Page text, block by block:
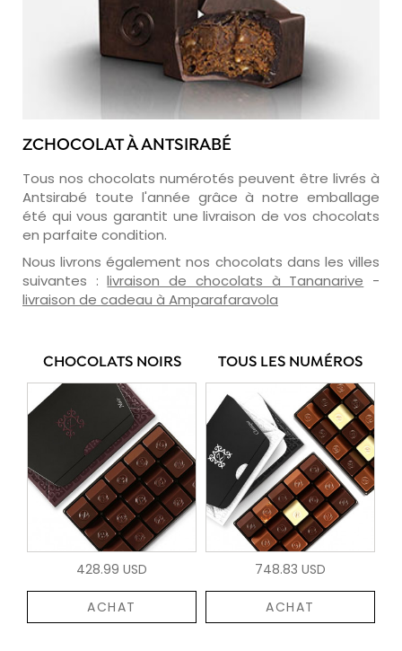
ZCHOCOLAT À ANTSIRABÉ
Tous nos chocolats numérotés peuvent être livrés à
Antsirabé toute l'année grâce à notre emballage
été qui vous garantit une livraison de vos chocolats
en parfaite condition.
Nous livrons également nos chocolats dans les villes
suivantes :livraison de chocolats à Tananarive -
livraison de cadeau à Amparafaravola
CHOCOLATS NOIRS
428.99 USD
ACHAT
TOUS LES NUMÉROS
748.83 USD
ACHAT